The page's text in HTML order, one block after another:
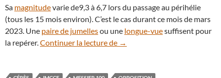
Sa magnitudevarie de9,3 à 6,7 lors du passage au périhélie
(tous les 15 mois environ). C’est le cas durant ce mois de mars
2023. Une paire de jumellesou une longue-vuesuffisent pour
la repérer. Continuer la lecture de Suivez le passage de Cérès
→